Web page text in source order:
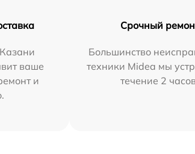
ваше
и
Срочный
Большинство
техники Midea мы
течение 2